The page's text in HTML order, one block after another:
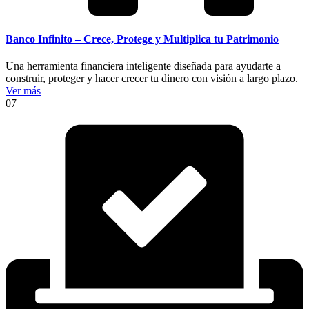
Banco Infinito – Crece, Protege y Multiplica tu Patrimonio
Una herramienta financiera inteligente diseñada para ayudarte a
construir, proteger y hacer crecer tu dinero con visión a largo plazo.
Ver más
07